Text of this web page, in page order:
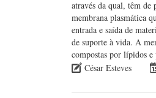
através da qual, têm de
membrana plasmática
entrada e saída de
de suporte à vida. A
compostas por lípidos
César Esteves